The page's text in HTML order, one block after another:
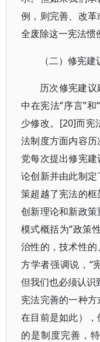
例，则完善、改
全废除这一宪法惯
（二）修宪
历次修宪建
中在宪法“序言”
少修改。[20]而宪
法制度方面内容
党每次提出修宪
论创新并由此制
策超越了宪法的
创新理论和新政
模式概括为“政策
治性的，技术性
方学者强调说，“
但我们也必须认识
宪法完善的一种
在目前是如此）
的是制度完善，